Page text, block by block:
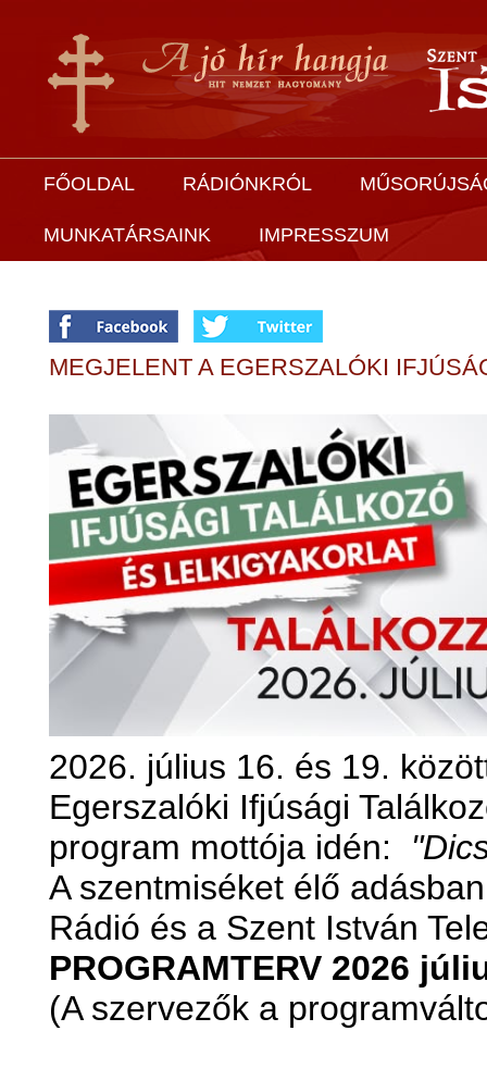
FŐOLDAL RÁDIÓNKRÓL
MUNKATÁRSAINK IMPRESSZUM
MEGJELENT A EGERSZALÓKI
2026. július 16. és 19.
Egerszalóki Ifjúsági
program mottója idén:
A szentmiséket élő
Rádió és a Szent István
PROGRAMTERV 2026
(A szervezők a